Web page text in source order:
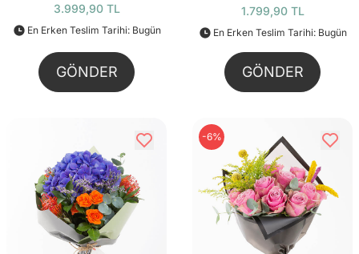
3.999,90 TL
En Erken Teslim Tarihi: Bugün
GÖNDER
1.799,90 TL
En Erken Teslim Tarihi: Bugün
GÖNDER
-6%